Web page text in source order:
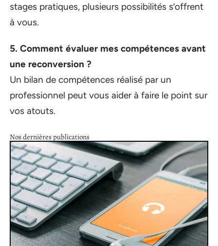
stages pratiques, plusieurs possibilités s’offrent
à vous.
5. Comment évaluer mes compétences avant
une reconversion ?
Un bilan de compétences réalisé par un
professionnel peut vous aider à faire le point sur
vos atouts.
Nos dernières publications